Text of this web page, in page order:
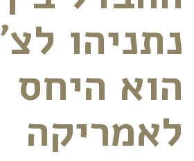
נתניהו
הוא היחס
לאמריקה